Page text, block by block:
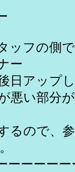
ッフの側
ー
日アップ
い部分が
ので、参
ーーーー